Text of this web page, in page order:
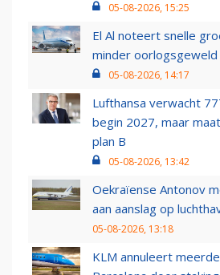
05-08-2026, 15:25
El Al noteert snelle
minder oorlogsgeweld
05-08-2026, 14:17
Lufthansa verwacht
begin 2027, maar
plan B
05-08-2026, 13:42
Oekraïense Antonov
aan aanslag op
05-08-2026, 13:18
KLM annuleert